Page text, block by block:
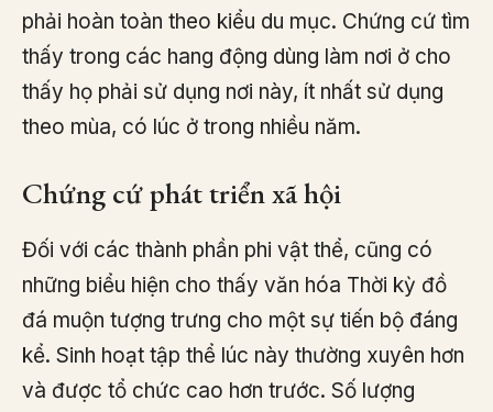
phải hoàn toàn theo kiểu du mục. Chứng cứ tìm
thấy trong các hang động dùng làm nơi ở cho
thấy họ phải sử dụng nơi này, ít nhất sử dụng
theo mùa, có lúc ở trong nhiều năm.
Chứng cứ phát triển xã hội
Đối với các thành phần phi vật thể, cũng có
những biểu hiện cho thấy văn hóa Thời kỳ đồ
đá muộn tượng trưng cho một sự tiến bộ đáng
kể. Sinh hoạt tập thể lúc này thường xuyên hơn
và được tổ chức cao hơn trước. Số lượng